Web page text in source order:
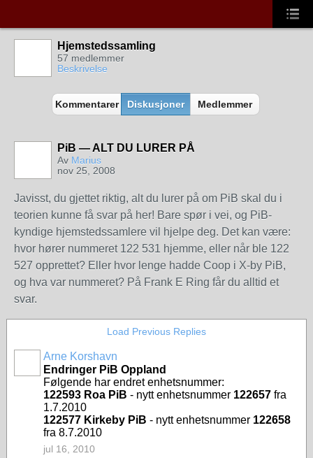
Hjemstedssamling
57 medlemmer
Beskrivelse
Kommentarer Diskusjoner Medlemmer
PiB — ALT DU LURER PÅ
Av Marius
nov 25, 2008
Javisst, du gjettet riktig, alt du lurer på om PiB skal du i
teorien kunne få svar på her! Bare spør i vei, og PiB-
kyndige hjemstedssamlere vil hjelpe deg. Det kan være:
hvor hører nummeret 122 531 hjemme, eller når ble 122
527 opprettet? Eller hvor lenge hadde Coop i X-by PiB,
og hva var nummeret? På Frank E Ring får du alltid et
svar.
Load Previous Replies
Arne Korshavn
Endringer PiB Oppland
Følgende har endret enhetsnummer:
122593 Roa PiB - nytt enhetsnummer 122657 fra
1.7.2010
122577 Kirkeby PiB - nytt enhetsnummer 122658
fra 8.7.2010
jul 16, 2010